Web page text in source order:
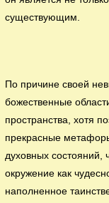
существующим.
По причине своей
божественные
пространства, хотя
прекрасные
духовных состояний,
окружение как
наполненное